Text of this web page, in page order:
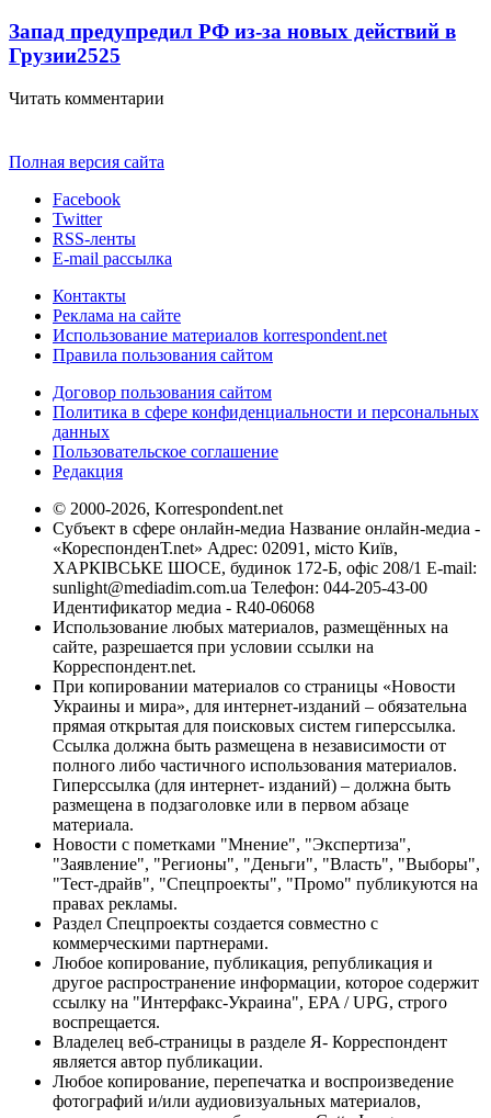
Запад предупредил РФ из-за новых действий в
Грузии2525
Читать комментарии
Полная версия сайта
Facebook
Twitter
RSS-ленты
E-mail рассылка
Контакты
Реклама на сайте
Использование материалов korrespondent.net
Правила пользования сайтом
Договор пользования сайтом
Политика в сфере конфиденциальности и персональных
данных
Пользовательское соглашение
Редакция
© 2000-2026, Korrespondent.net
Субъект в сфере онлайн-медиа Название онлайн-медиа -
«КореспонденТ.net» Адрес: 02091, місто Київ,
ХАРКІВСЬКЕ ШОСЕ, будинок 172-Б, офіс 208/1 E-mail:
sunlight@mediadim.com.ua Телефон: 044-205-43-00
Идентификатор медиа - R40-06068
Использование любых материалов, размещённых на
сайте, разрешается при условии ссылки на
Корреспондент.net.
При копировании материалов со страницы «Новости
Украины и мира», для интернет-изданий – обязательна
прямая открытая для поисковых систем гиперссылка.
Ссылка должна быть размещена в независимости от
полного либо частичного использования материалов.
Гиперссылка (для интернет- изданий) – должна быть
размещена в подзаголовке или в первом абзаце
материала.
Новости с пометками "Мнение", "Экспертиза",
"Заявление", "Регионы", "Деньги", "Власть", "Выборы",
"Тест-драйв", "Спецпроекты", "Промо" публикуются на
правах рекламы.
Раздел Спецпроекты создается совместно с
коммерческими партнерами.
Любое копирование, публикация, републикация и
другое распространение информации, которое содержит
ссылку на "Интерфакс-Украина", EPA / UPG, строго
воспрещается.
Владелец веб-страницы в разделе Я- Корреспондент
является автор публикации.
Любое копирование, перепечатка и воспроизведение
фотографий и/или аудиовизуальных материалов,